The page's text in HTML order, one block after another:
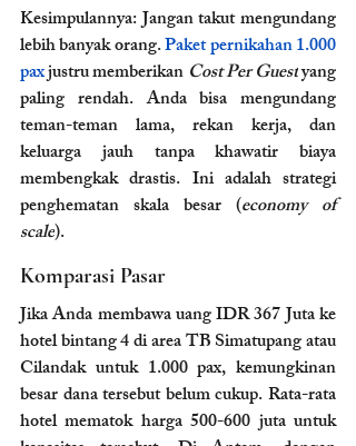
Kesimpulannya: Jangan takut mengundang
lebih banyak orang. Paket pernikahan 1.000
pax justru memberikan Cost Per Guest yang
paling rendah. Anda bisa mengundang
teman-teman lama, rekan kerja, dan
keluarga jauh tanpa khawatir biaya
membengkak drastis. Ini adalah strategi
penghematan skala besar (economy of
scale).
Komparasi Pasar
Jika Anda membawa uang IDR 367 Juta ke
hotel bintang 4 di area TB Simatupang atau
Cilandak untuk 1.000 pax, kemungkinan
besar dana tersebut belum cukup. Rata-rata
hotel mematok harga 500-600 juta untuk